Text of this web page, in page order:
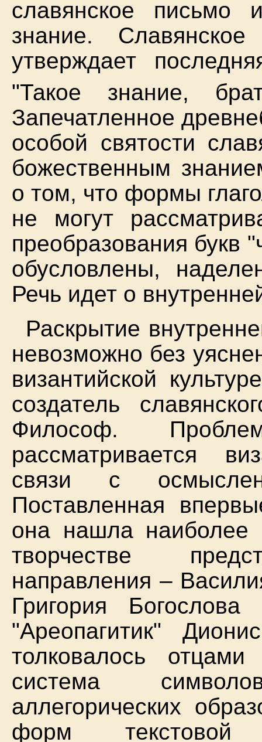
славянское письмо
знание.
утверждает
"Такое знание,
Запечатленное
особой святости
божественным
о том, что формы
не могут
преобразования букв
обусловлены,
Речь идет о
Раскрытие
невозможно без
византийской
создатель
Философ.
рассматривается
связи с
Поставленная
она нашла наиболее
творчестве
направления –
Григория
"Ареопагитик"
толковалось
система
аллегорических
форм текстовой